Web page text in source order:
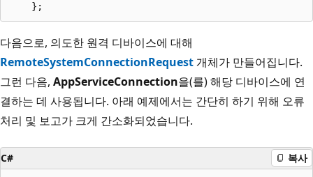
다음으로, 의도한 원격 디바이스에 대해
RemoteSystemConnectionRequest 개체가 만들어집니다.
그런 다음, AppServiceConnection을(를) 해당 디바이스에 연
결하는 데 사용됩니다. 아래 예제에서는 간단히 하기 위해 오류
처리 및 보고가 크게 간소화되었습니다.
C# 복사